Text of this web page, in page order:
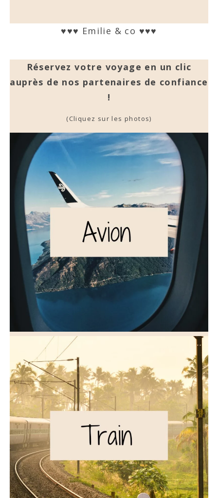
♥♥♥ Emilie & co ♥♥♥
Réservez votre voyage en un clic
auprès de nos partenaires de confiance
!
(Cliquez sur les photos)